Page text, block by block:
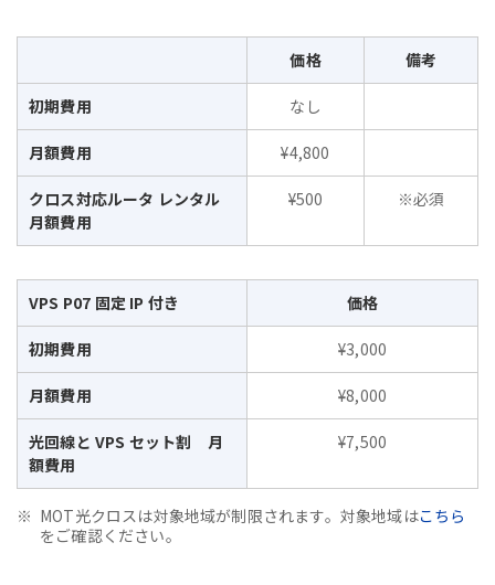
価格 備考
初期費用 なし
月額費用 ¥4,800
クロス対応ルータ レンタル
月額費用
¥500 ※必須
VPS P07 固定 IP 付き 価格
初期費用 ¥3,000
月額費用 ¥8,000
光回線と VPS セット割 月
額費用
¥7,500
MOT光クロスは対象地域が制限されます。対象地域はこちら
をご確認ください。